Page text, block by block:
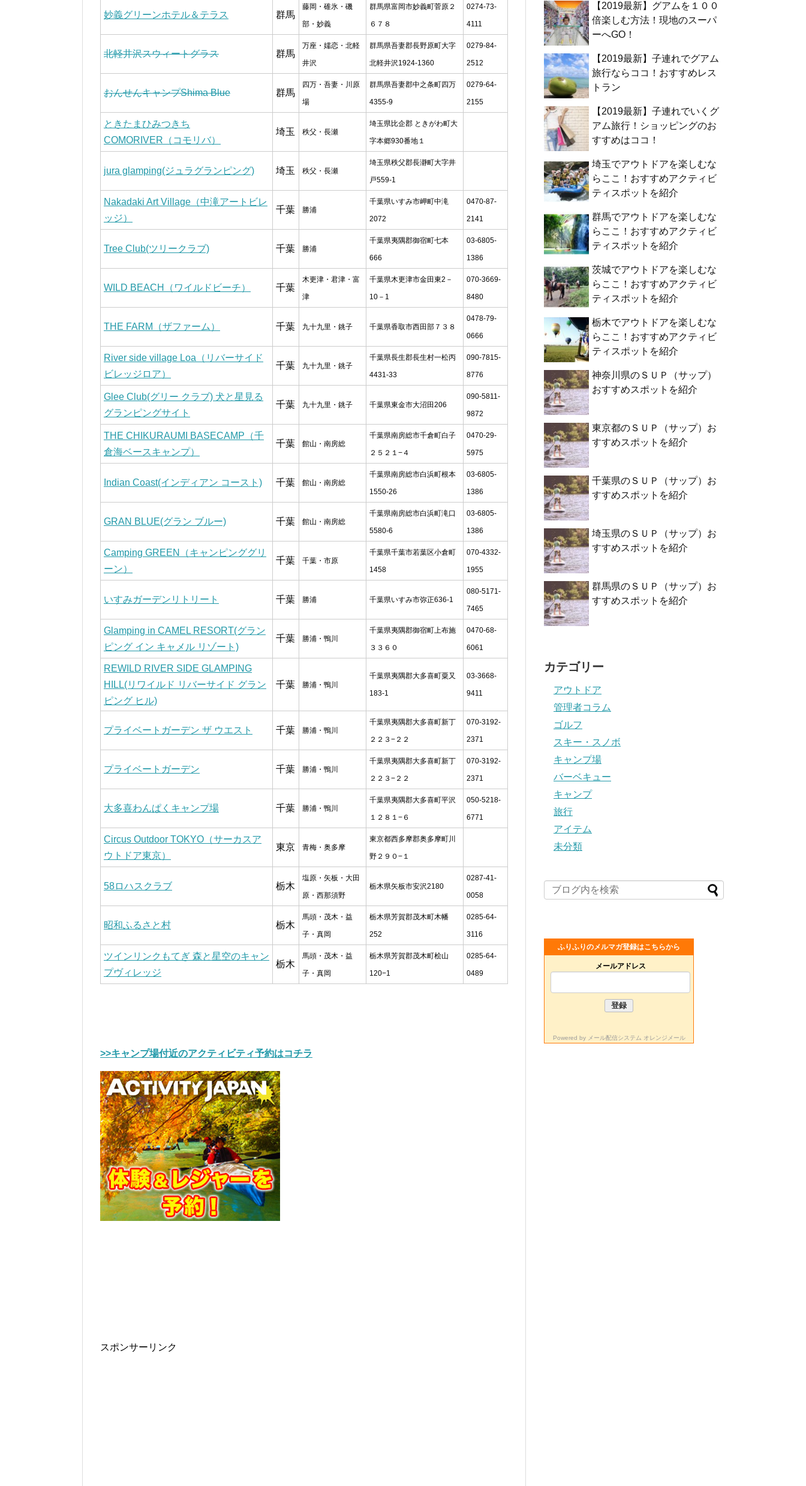
妙義グリーンホテル＆テラス 群馬
藤岡・碓氷・磯
部・妙義
群馬県富岡市妙義町菅原２
６７８
0274-73-
4111
北軽井沢スウィートグラス 群馬
万座・嬬恋・北軽
井沢
群馬県吾妻郡長野原町大字
北軽井沢1924-1360
0279-84-
2512
おんせんキャンプShima Blue 群馬
四万・吾妻・川原
場
群馬県吾妻郡中之条町四万
4355-9
0279-64-
2155
ときたまひみつきち
COMORIVER（コモリバ）
埼玉 秩父・長瀬
埼玉県比企郡 ときがわ町大
字本郷930番地１
jura glamping(ジュラグランピング) 埼玉 秩父・長瀬
埼玉県秩父郡長瀞町大字井
戸559-1
Nakadaki Art Village（中滝アートビレ
ッジ）
千葉 勝浦
千葉県いすみ市岬町中滝
2072
0470-87-
2141
Tree Club(ツリークラブ) 千葉 勝浦
千葉県夷隅郡御宿町七本
666
03-6805-
1386
WILD BEACH（ワイルドビーチ） 千葉
木更津・君津・富
津
千葉県木更津市金田東2－
10－1
070-3669-
8480
THE FARM（ザファーム） 千葉 九十九里・銚子 千葉県香取市西田部７３８
0478-79-
0666
River side village Loa（リバーサイド
ビレッジロア）
千葉 九十九里・銚子
千葉県長生郡長生村一松丙
4431-33
090-7815-
8776
Glee Club(グリー クラブ) 犬と星見る
グランピングサイト
千葉 九十九里・銚子 千葉県東金市大沼田206
090-5811-
9872
THE CHIKURAUMI BASECAMP（千
倉海ベースキャンプ）
千葉 館山・南房総
千葉県南房総市千倉町白子
２５２１−４
0470-29-
5975
Indian Coast(インディアン コースト) 千葉 館山・南房総
千葉県南房総市白浜町根本
1550-26
03-6805-
1386
GRAN BLUE(グラン ブルー) 千葉 館山・南房総
千葉県南房総市白浜町滝口
5580-6
03-6805-
1386
Camping GREEN（キャンピンググリ
ーン）
千葉 千葉・市原
千葉県千葉市若葉区小倉町
1458
070-4332-
1955
いすみガーデンリトリート 千葉 勝浦 千葉県いすみ市弥正636-1
080-5171-
7465
Glamping in CAMEL RESORT(グラン
ピング イン キャメル リゾート)
千葉 勝浦・鴨川
千葉県夷隅郡御宿町上布施
３３６０
0470-68-
6061
REWILD RIVER SIDE GLAMPING
HILL(リワイルド リバーサイド グラン
ピング ヒル)
千葉 勝浦・鴨川
千葉県夷隅郡大多喜町粟又
183-1
03-3668-
9411
プライベートガーデン ザ ウエスト 千葉 勝浦・鴨川
千葉県夷隅郡大多喜町新丁
２２３−２２
070-3192-
2371
プライベートガーデン 千葉 勝浦・鴨川
千葉県夷隅郡大多喜町新丁
２２３−２２
070-3192-
2371
大多喜わんぱくキャンプ場 千葉 勝浦・鴨川
千葉県夷隅郡大多喜町平沢
１２８１−６
050-5218-
6771
Circus Outdoor TOKYO（サーカスア
ウトドア東京）
東京 青梅・奥多摩
東京都西多摩郡奥多摩町川
野２９０−１
58ロハスクラブ 栃木
塩原・矢板・大田
原・西那須野
栃木県矢板市安沢2180
0287-41-
0058
昭和ふるさと村 栃木
馬頭・茂木・益
子・真岡
栃木県芳賀郡茂木町木幡
252
0285-64-
3116
ツインリンクもてぎ 森と星空のキャン
プヴィレッジ
栃木
馬頭・茂木・益
子・真岡
栃木県芳賀郡茂木町桧山
120−1
0285-64-
0489
>>キャンプ場付近のアクティビティ予約はコチラ
スポンサーリンク
【2019最新】グアムを１００
倍楽しむ方法！現地のスーパ
ーへGO！
【2019最新】子連れでグアム
旅行ならココ！おすすめレス
トラン
【2019最新】子連れでいくグ
アム旅行！ショッピングのお
すすめはココ！
埼玉でアウトドアを楽しむな
らここ！おすすめアクティビ
ティスポットを紹介
群馬でアウトドアを楽しむな
らここ！おすすめアクティビ
ティスポットを紹介
茨城でアウトドアを楽しむな
らここ！おすすめアクティビ
ティスポットを紹介
栃木でアウトドアを楽しむな
らここ！おすすめアクティビ
ティスポットを紹介
神奈川県のＳＵＰ（サップ）
おすすめスポットを紹介
東京都のＳＵＰ（サップ）お
すすめスポットを紹介
千葉県のＳＵＰ（サップ）お
すすめスポットを紹介
埼玉県のＳＵＰ（サップ）お
すすめスポットを紹介
群馬県のＳＵＰ（サップ）お
すすめスポットを紹介
カテゴリー
アウトドア
管理者コラム
ゴルフ
スキー・スノボ
キャンプ場
バーベキュー
キャンプ
旅行
アイテム
未分類
ふりふりのメルマガ登録はこちらから
メールアドレス
Powered by メール配信システム オレンジメール